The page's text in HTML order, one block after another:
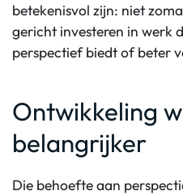
betekenisvol zijn: niet
gericht investeren in werk
perspectief biedt of beter
Ontwikkeling
belangrijker
Die behoefte aan